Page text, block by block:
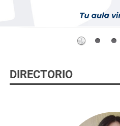
DIRECTORIO